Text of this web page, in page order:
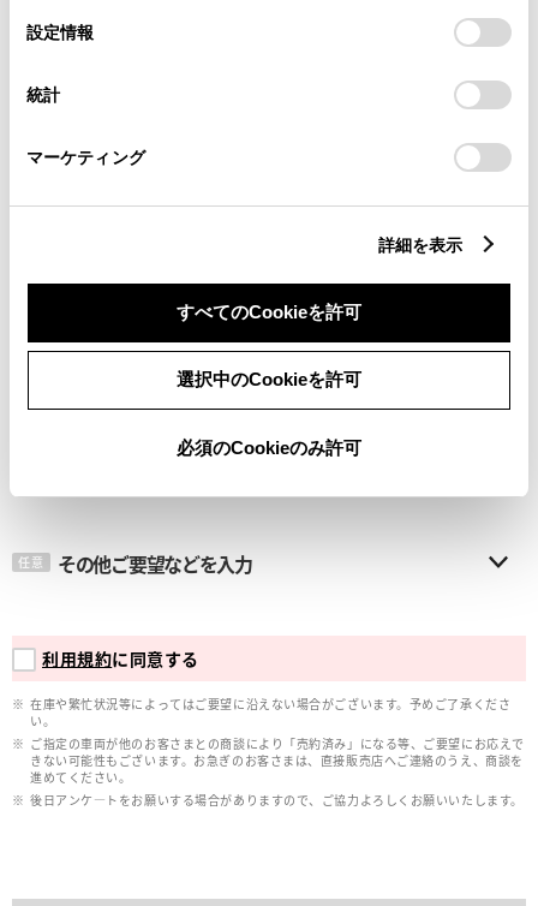
デバイスにすべてのCookie(クッキー)が保存されることに同
意したことになります。Cookie(クッキー)のオプトアウト、
設定の変更、同意を撤回したりするにあたっては、当社の
「Cookie（クッキー）情報の取り扱いについて
」をご覧くだ
設定情報
統計
マーケティング
詳細を表示
すべてのCookieを許可
選択中のCookieを許可
必須のCookieのみ許可
メールアドレス
任意 その他ご要望などを入力
利用規約に同意する
在庫や繁忙状況等によってはご要望に沿えない場合がございます。予めご了承くださ
い。
ご指定の車両が他のお客さまとの商談により「売約済み」になる等、ご要望にお応えで
きない可能性もございます。お急ぎのお客さまは、直接販売店へご連絡のうえ、商談を
進めてください。
後日アンケ―トをお願いする場合がありますので、ご協力よろしくお願いいたします。